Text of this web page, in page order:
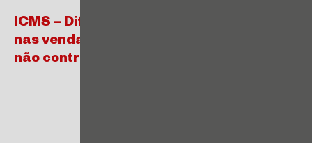
ICMS – Diferencial de alíquotas (“DIFAL”)
nas vendas interestaduais destinadas a
não contribuintes